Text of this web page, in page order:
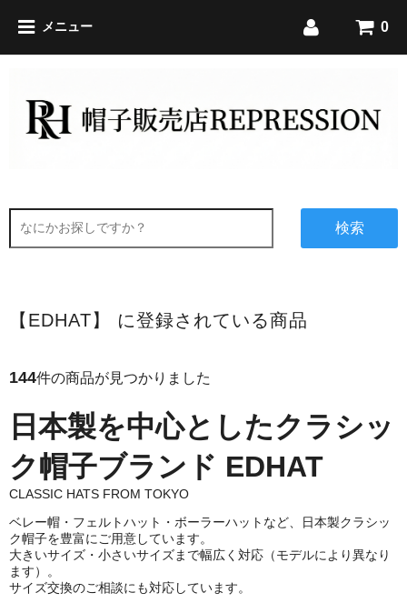
メニュー 0
検索
【EDHAT】 に登録されている商品
144件の商品が見つかりました
日本製を中心としたクラシッ
ク帽子ブランド EDHAT
CLASSIC HATS FROM TOKYO
ベレー帽・フェルトハット・ボーラーハットなど、日本製クラシッ
ク帽子を豊富にご用意しています。
大きいサイズ・小さいサイズまで幅広く対応（モデルにより異なり
ます）。
サイズ交換のご相談にも対応しています。